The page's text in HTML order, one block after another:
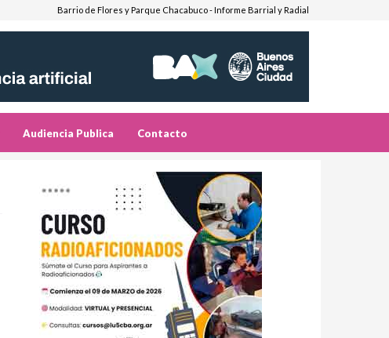
Barrio de Flores y Parque Chacabuco - Informe Barrial y Radial
Audiencia Publica Contacto